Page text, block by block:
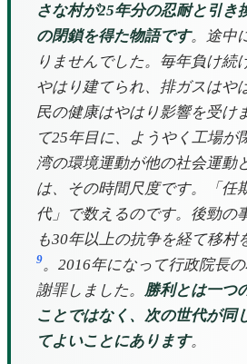
さな村が25年分の忍耐と引き
の閉鎖を得た物語です。途中
りませんでした。毎年負け続
やはり建てられ、排ガスはや
民の健康はやはり影響を受け
て25年目に、ようやく工場が
湾の環境運動が他の社会運動
は、その時間尺度です。「任
代」で数えるのです。後勁の
も30年以上の抗争を経て移村
9。2016年になって行政院長
謝罪しました。
勝利とは一つ
ことではなく、次の世代が同
てよいことにあります。